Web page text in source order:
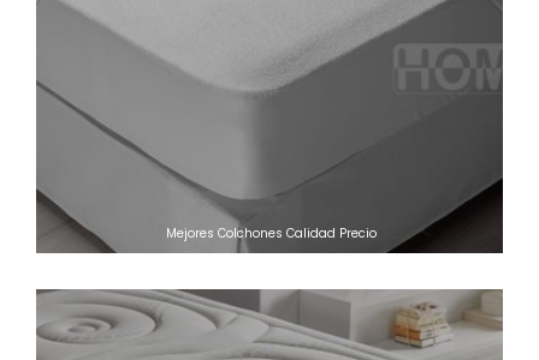
Mejores Colchones Calidad Precio